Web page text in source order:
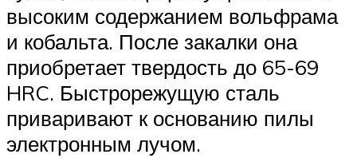
высоким содержанием вольфрама
и кобальта. После закалки она
приобретает твердость до 65-69
HRC. Быстрорежущую сталь
приваривают к основанию пилы
электронным лучом.